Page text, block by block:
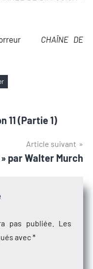
Horreur CHAÎNE DE
11 (Partie 1)
Article suivant
par Walter Murch
pas publiée.
Les
avec*